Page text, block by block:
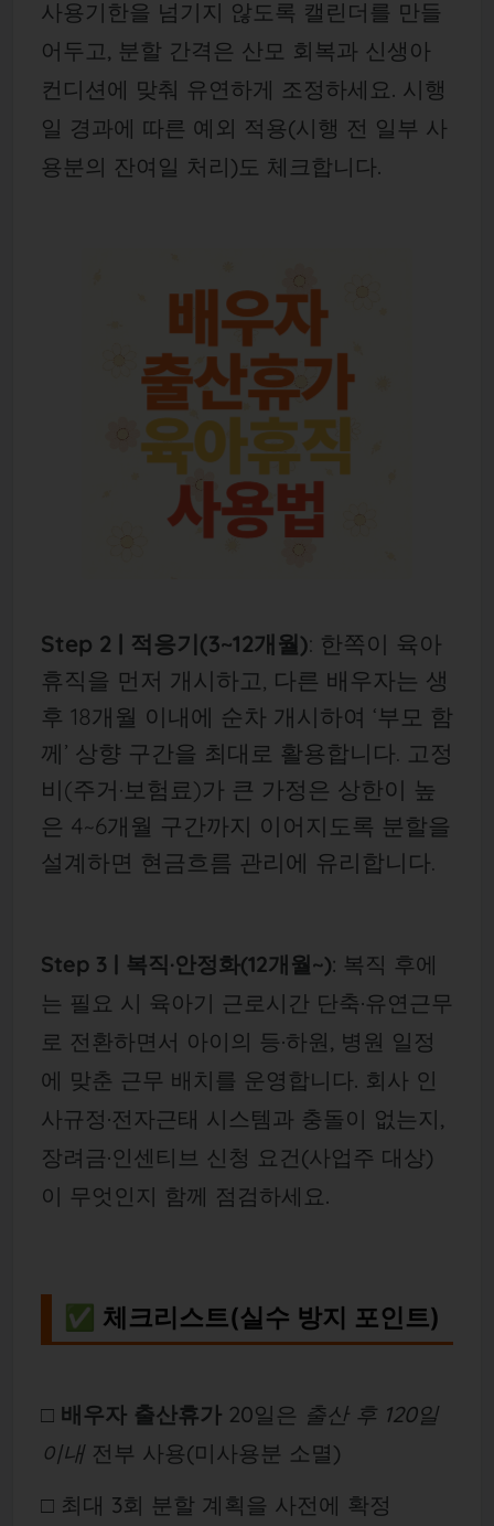
사용기한을 넘기지 않도록 캘린더를 만들
어두고, 분할 간격은 산모 회복과 신생아
컨디션에 맞춰 유연하게 조정하세요. 시행
일 경과에 따른 예외 적용(시행 전 일부 사
용분의 잔여일 처리)도 체크합니다.
Step 2 | 적응기(3~12개월): 한쪽이 육아
휴직을 먼저 개시하고, 다른 배우자는 생
후 18개월 이내에 순차 개시하여 ‘부모 함
께’ 상향 구간을 최대로 활용합니다. 고정
비(주거·보험료)가 큰 가정은 상한이 높
은 4~6개월 구간까지 이어지도록 분할을
설계하면 현금흐름 관리에 유리합니다.
Step 3 | 복직·안정화(12개월~): 복직 후에
는 필요 시 육아기 근로시간 단축·유연근무
로 전환하면서 아이의 등·하원, 병원 일정
에 맞춘 근무 배치를 운영합니다. 회사 인
사규정·전자근태 시스템과 충돌이 없는지,
장려금·인센티브 신청 요건(사업주 대상)
이 무엇인지 함께 점검하세요.
✅ 체크리스트(실수 방지 포인트)
□ 배우자 출산휴가20일은 출산 후 120일
이내전부 사용(미사용분 소멸)
□ 최대 3회 분할 계획을 사전에 확정